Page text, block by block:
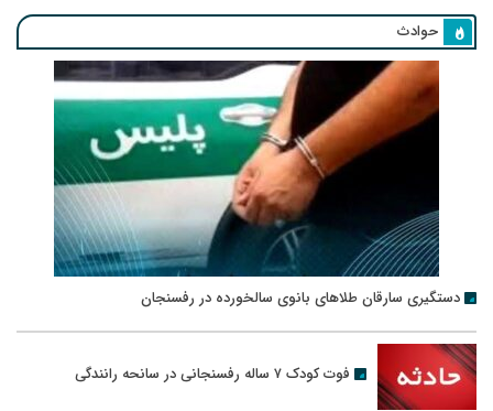
حوادث
دستگیری سارقان طلاهای بانوی سالخورده در رفسنجان
فوت کودک ۷ ساله رفسنجانی در سانحه رانندگی